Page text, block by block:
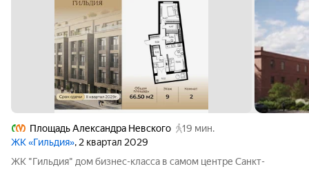
Площадь Александра Невского
19 мин.
ЖК «Гильдия», 2 квартал 2029
ЖК "Гильдия" дом бизнес-класса в самом центре Санкт-